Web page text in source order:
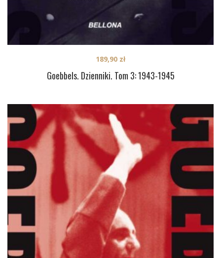
Goebbels. Dzienniki. Tom 3: 1943-1945
189,90 zł